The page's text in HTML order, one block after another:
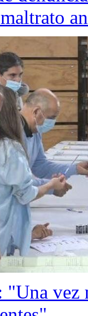
vez